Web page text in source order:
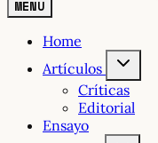
MENU
Home
Artículos
Críticas
Editorial
Ensayo